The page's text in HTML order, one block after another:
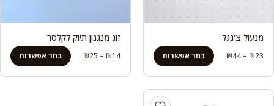
מנעול צ'נגל
₪23
–
₪44
מחירים:
עד
בחר אפשרות
זוג מנגנון תיוק לקלסר
₪14
–
₪25
מחירים:
בחר אפשרות